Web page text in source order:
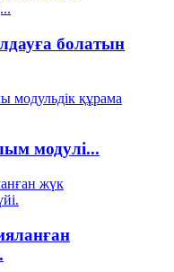
болатын
модулі...